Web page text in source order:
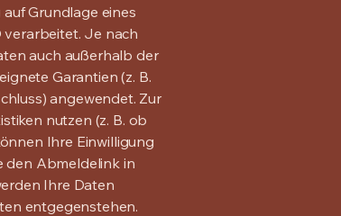
Grundlage eines
verarbeitet. Je nach
auch außerhalb der
Garantien (z. B.
angewendet. Zur
nutzen (z. B. ob
Ihre Einwilligung
den Abmeldelink in
Ihre Daten
entgegenstehen.